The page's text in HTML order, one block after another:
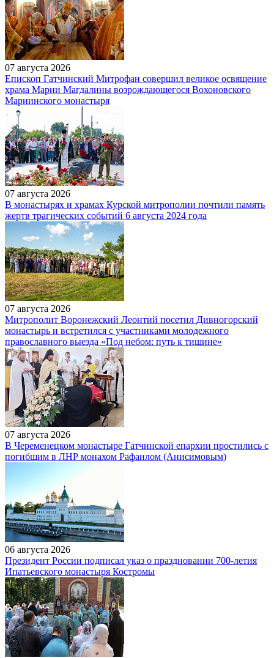
07 августа 2026
Епископ Гатчинский Митрофан совершил великое освящение
храма Марии Магдалины возрождающегося Вохоновского
Мариинского монастыря
07 августа 2026
В монастырях и храмах Курской митрополии почтили память
жертв трагических событий 6 августа 2024 года
07 августа 2026
Митрополит Воронежский Леонтий посетил Дивногорский
монастырь и встретился с участниками молодежного
православного выезда «Под небом: путь к тишине»
07 августа 2026
В Череменецком монастыре Гатчинской епархии простились с
погибшим в ЛНР монахом Рафаилом (Анисимовым)
06 августа 2026
Президент России подписал указ о праздновании 700-летия
Ипатьевского монастыря Костромы